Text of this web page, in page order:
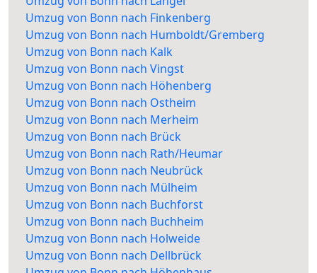
Umzug von Bonn nach Finkenberg
Umzug von Bonn nach Humboldt/Gremberg
Umzug von Bonn nach Kalk
Umzug von Bonn nach Vingst
Umzug von Bonn nach Höhenberg
Umzug von Bonn nach Ostheim
Umzug von Bonn nach Merheim
Umzug von Bonn nach Brück
Umzug von Bonn nach Rath/Heumar
Umzug von Bonn nach Neubrück
Umzug von Bonn nach Mülheim
Umzug von Bonn nach Buchforst
Umzug von Bonn nach Buchheim
Umzug von Bonn nach Holweide
Umzug von Bonn nach Dellbrück